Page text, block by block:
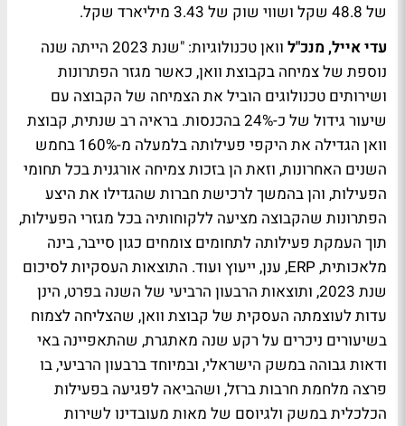
של 48.8 שקל ושווי שוק של 3.43 מיליארד שקל.
עדי אייל, מנכ"ל
וואן טכנולוגיות: "שנת 2023 הייתה שנה
נוספת של צמיחה בקבוצת וואן, כאשר מגזר הפתרונות
ושירותים טכנולוגים הוביל את הצמיחה של הקבוצה עם
שיעור גידול של כ-24% בהכנסות. בראיה רב שנתית, קבוצת
וואן הגדילה את היקפי פעילותה בלמעלה מ-160% בחמש
השנים האחרונות, וזאת הן בזכות צמיחה אורגנית בכל תחומי
הפעילות, והן בהמשך לרכישת חברות שהגדילו את היצע
הפתרונות שהקבוצה מציעה ללקוחותיה בכל מגזרי הפעילות,
תוך העמקת פעילותה לתחומים צומחים כגון סייבר, בינה
מלאכותית, ERP, ענן, ייעוץ ועוד. התוצאות העסקיות לסיכום
שנת 2023, ותוצאות הרבעון הרביעי של השנה בפרט, הינן
עדות לעוצמתה העסקית של קבוצת וואן, שהצליחה לצמוח
בשיעורים ניכרים על רקע שנה מאתגרת, שהתאפיינה באי
ודאות גבוהה במשק הישראלי, ובמיוחד ברבעון הרביעי, בו
פרצה מלחמת חרבות ברזל, ושהביאה לפגיעה בפעילות
הכלכלית במשק ולגיוסם של מאות מעובדינו לשירות